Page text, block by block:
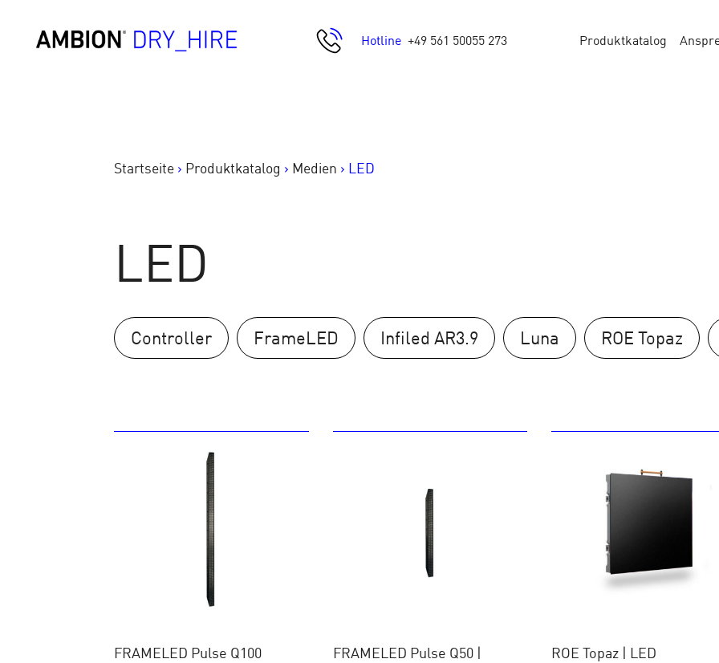
Hotline+49 561 50055 273 Produktkatalog
Startseite > Produktkatalog > Medien > LED
LED
Controller FrameLED Infiled AR3.9 Luna ROE Topaz
FRAMELED Pulse Q100
FRAMELED Pulse Q50 |
ROE Topaz | LED